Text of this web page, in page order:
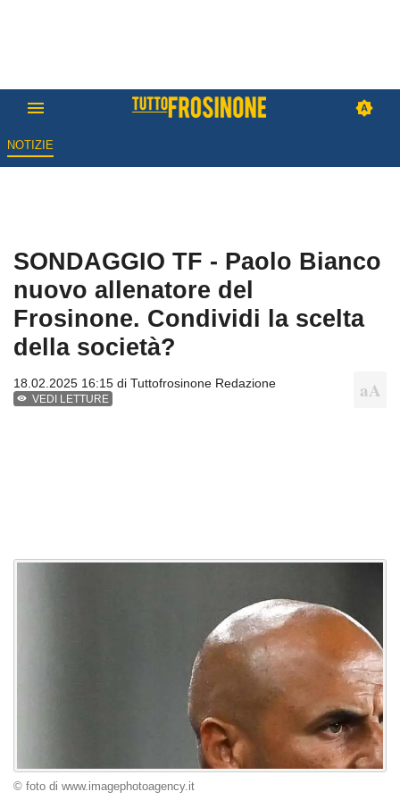
NOTIZIE
SONDAGGIO TF - Paolo Bianco
nuovo allenatore del
Frosinone. Condividi la scelta
della società?
18.02.2025 16:15 di Tuttofrosinone Redazione
VEDI LETTURE
© foto di www.imagephotoagency.it